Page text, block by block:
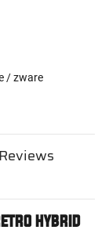
/ zware
HYBRID
Reviews